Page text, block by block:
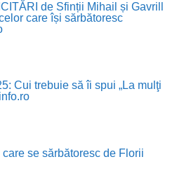
de Sfinții Mihail și Gavrill
care își sărbătoresc
Cui trebuie să îi spui „La mulţi
se sărbătoresc de Florii